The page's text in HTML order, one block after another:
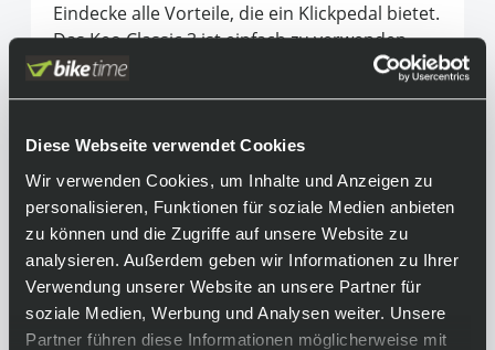
Diese Webseite verwendet Cookies
Wir verwenden Cookies, um Inhalte und Anzeigen zu
personalisieren, Funktionen für soziale Medien anbieten
zu können und die Zugriffe auf unsere Website zu
analysieren. Außerdem geben wir Informationen zu Ihrer
Verwendung unserer Website an unsere Partner für
soziale Medien, Werbung und Analysen weiter. Unsere
Partner führen diese Informationen möglicherweise mit
Eindecke alle Vorteile, die ein Klickpedal bietet.
Das Keo Classic 3 ist einfach zu verwenden,
anpassbare Spannung für den leichten Ein-
und Ausstieg, hohe Stabilität durch große und
Gewicht, machen dieses Pedal zum absoluten
Must-have für jeden Rennradfahrer.
Equipment
Eigenschaften:
• Große, breite Kontaktfläche für
hervorragende Stabilität beim Pedaltritt